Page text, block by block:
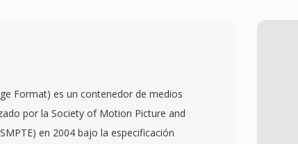
Format) es un contenedor de medios
por la Society of Motion Picture and
en 2004 bajo la especificación